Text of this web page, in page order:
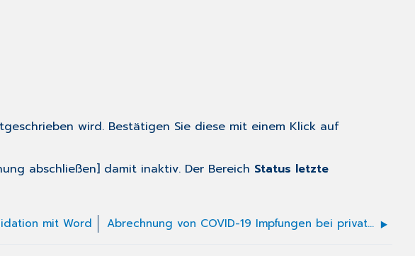
wird. Bestätigen Sie diese mit einem Klick auf
abschließen] damit inaktiv. Der Bereich Status letzte
mit Word Abrechnung von COVID-19 Impfungen bei privat versicherten Patienten